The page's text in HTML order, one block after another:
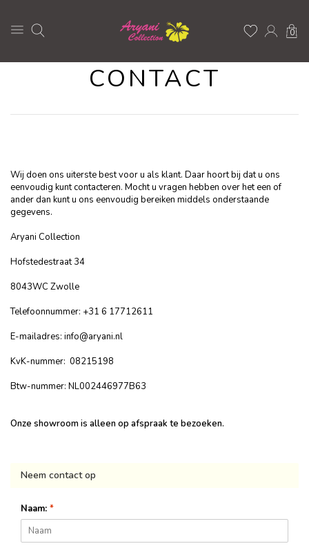
0
CONTACT
Wij doen ons uiterste best voor u als klant. Daar hoort bij dat u ons
eenvoudig kunt contacteren. Mocht u vragen hebben over het een of
ander dan kunt u ons eenvoudig bereiken middels onderstaande
gegevens.
Aryani Collection
Hofstedestraat 34
8043WC Zwolle
Telefoonnummer: +31 6 17712611
E-mailadres: info@aryani.nl
KvK-nummer: 08215198
Btw-nummer: NL002446977B63
Onze showroom is alleen op afspraak te bezoeken.
Neem contact op
Naam: *